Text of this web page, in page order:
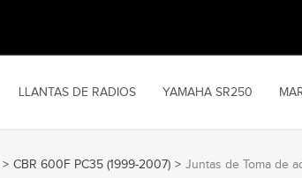
LLANTAS DE RADIOS YAMAHA SR250
> CBR 600F PC35 (1999-2007) > Juntas de Toma de